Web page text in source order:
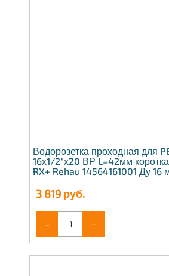
Водорозетка проходная для
16х1/2"х20 ВР L=42мм
RX+ Rehau 14564161001 Ду 16
3 819 руб.
- +